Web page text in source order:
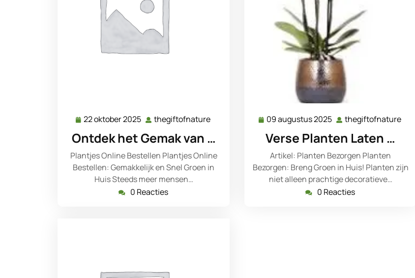
22 oktober 2025 22
oktober
2025
thegiftofnature thegiftofnature
Ontdek het Gemak van …
Plantjes Online Bestellen Plantjes Online
Bestellen: Gemakkelijk en Snel Groen in
Huis Steeds meer mensen…
0 Reacties
09 augustus 2025 09
augustus
2025
thegiftofnature
Verse Planten Laten …
Artikel: Planten Bezorgen Planten
Bezorgen: Breng Groen in Huis! Planten zijn
niet alleen prachtige decoratieve…
0 Reacties